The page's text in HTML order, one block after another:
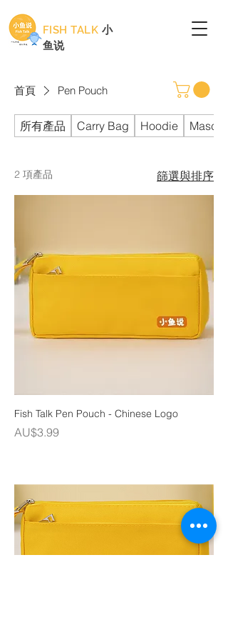
FISH TALK 小
鱼说
首頁 Pen Pouch
所有產品 Carry Bag Hoodie Mascot
2 項產品 篩選與排序
Fish Talk Pen Pouch - Chinese Logo
價格
AU$3.99